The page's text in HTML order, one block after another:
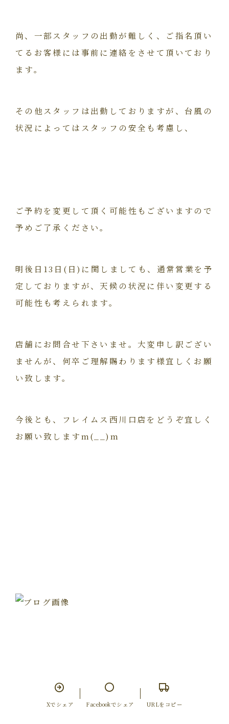
尚、一部スタッフの出勤が難しく、ご指名頂い
てるお客様には事前に連絡をさせて頂いており
ます。
その他スタッフは出勤しておりますが、台風の
状況によってはスタッフの安全も考慮し、
ご予約を変更して頂く可能性もございますので
予めご了承ください。
明後日13日(日)に関しましても、通常営業を予
定しておりますが、天候の状況に伴い変更する
可能性も考えられます。
店舗にお問合せ下さいませ。大変申し訳ござい
ませんが、何卒ご理解賜わります様宜しくお願
い致します。
今後とも、フレイムス西川口店をどうぞ宜しく
お願い致しますm(__)m
Xでシェア Facebookでシェア URLをコピー